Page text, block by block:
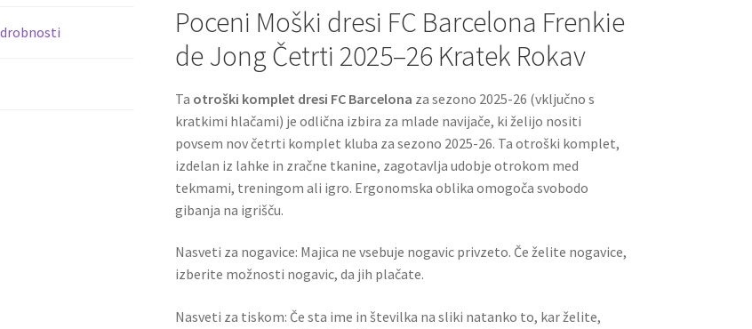
Poceni Moški dresi FC Barcelona Frenkie
de Jong Četrti 2025–26 Kratek Rokav
Ta otroški komplet dresi FC Barcelona za sezono 2025-26 (vključno s
kratkimi hlačami) je odlična izbira za mlade navijače, ki želijo nositi
povsem nov četrti komplet kluba za sezono 2025-26. Ta otroški komplet,
izdelan iz lahke in zračne tkanine, zagotavlja udobje otrokom med
tekmami, treningom ali igro. Ergonomska oblika omogoča svobodo
gibanja na igrišču.
Nasveti za nogavice: Majica ne vsebuje nogavic privzeto. Če želite nogavice,
izberite možnosti nogavic, da jih plačate.
Nasveti za tiskom: Če sta ime in številka na sliki natanko to, kar želite,